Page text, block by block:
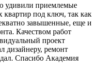
удивили приемлемые
под ключ, так как
завышенные, еще и
Качеством работ
проект
дизайнеру, ремонт
Спасибо Академия